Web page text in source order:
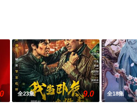
全23集 9.0 全18集